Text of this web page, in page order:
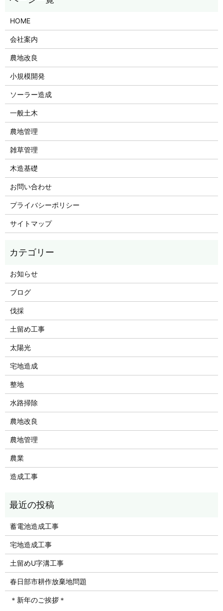
HOME
会社案内
農地改良
小規模開発
ソーラー造成
一般土木
農地管理
雑草管理
木造基礎
お問い合わせ
プライバシーポリシー
サイトマップ
お知らせ
ブログ
伐採
土留め工事
太陽光
宅地造成
整地
水路掃除
農地改良
農地管理
農業
造成工事
蓄電池造成工事
宅地造成工事
土留めU字溝工事
春日部市耕作放棄地問題
＊新年のご挨拶＊